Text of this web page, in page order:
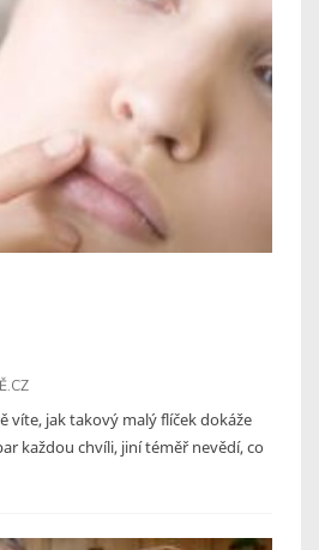
víte, jak takový malý flíček dokáže
každou chvíli, jiní téměř nevědí, co